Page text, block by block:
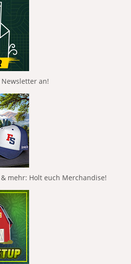
an!
& mehr: Holt euch Merchandise!